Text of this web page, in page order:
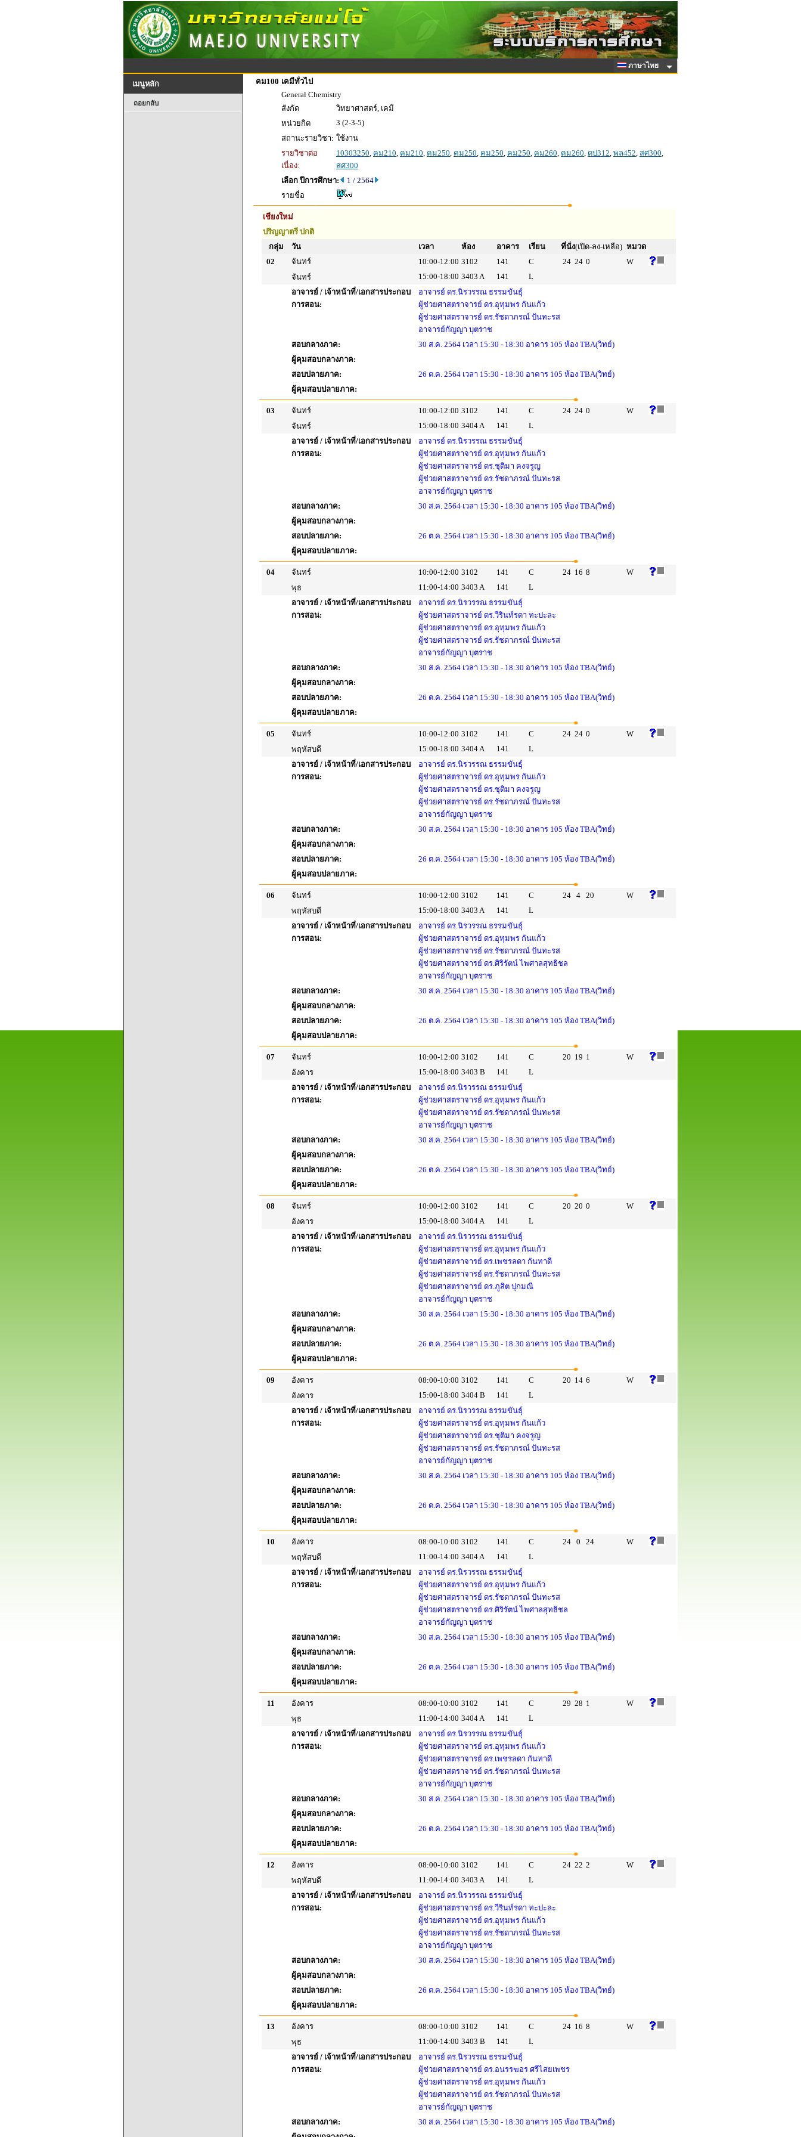
ภาษาไทย
เมนูหลัก
ถอยกลับ
คม100 เคมีทั่วไป
General Chemistry
สังกัด
วิทยาศาสตร์, เคมี
หน่วยกิต
3 (2-3-5)
สถานะรายวิชา: ใช้งาน
รายวิชาต่อ
เนื่อง:
10303250, คม210, คม210, คม250, คม250, คม250, คม250, คม260, คม260, ดป312, พล452, สศ300,
สศ300
เลือก ปีการศึกษา:
1 / 2564
รายชื่อ
เชียงใหม่
ปริญญาตรี ปกติ
กลุ่ม
วัน เวลา ห้อง อาคาร เรียน ที่นั่ง(เปิด-ลง-เหลือ) หมวด
02
จันทร์ 10:00-12:00 3102 141 C 24 24 0
W
จันทร์
15:00-18:00 3403 A 141
L
อาจารย์ / เจ้าหน้าที่/เอกสารประกอบ
การสอน:
อาจารย์ ดร.นิรวรรณ ธรรมขันธุ์
ผู้ช่วยศาสตราจารย์ ดร.อุทุมพร กันแก้ว
ผู้ช่วยศาสตราจารย์ ดร.รัชดาภรณ์ ปันทะรส
อาจารย์กัญญา บุตราช
สอบกลางภาค:
30 ส.ค. 2564 เวลา 15:30 - 18:30 อาคาร 105 ห้อง TBA(วิทย์)
ผู้คุมสอบกลางภาค:
สอบปลายภาค:
26 ต.ค. 2564 เวลา 15:30 - 18:30 อาคาร 105 ห้อง TBA(วิทย์)
ผู้คุมสอบปลายภาค:
03 จันทร์ 10:00-12:00 3102 141 C 24 24 0
W
จันทร์
15:00-18:00 3404 A 141
L
อาจารย์ / เจ้าหน้าที่/เอกสารประกอบ
การสอน:
อาจารย์ ดร.นิรวรรณ ธรรมขันธุ์
ผู้ช่วยศาสตราจารย์ ดร.อุทุมพร กันแก้ว
ผู้ช่วยศาสตราจารย์ ดร.ชุติมา คงจรูญ
ผู้ช่วยศาสตราจารย์ ดร.รัชดาภรณ์ ปันทะรส
อาจารย์กัญญา บุตราช
สอบกลางภาค:
30 ส.ค. 2564 เวลา 15:30 - 18:30 อาคาร 105 ห้อง TBA(วิทย์)
ผู้คุมสอบกลางภาค:
สอบปลายภาค:
26 ต.ค. 2564 เวลา 15:30 - 18:30 อาคาร 105 ห้อง TBA(วิทย์)
ผู้คุมสอบปลายภาค:
04 จันทร์ 10:00-12:00 3102 141 C 24 16 8
W
พุธ
11:00-14:00 3403 A 141
L
อาจารย์ / เจ้าหน้าที่/เอกสารประกอบ
การสอน:
อาจารย์ ดร.นิรวรรณ ธรรมขันธุ์
ผู้ช่วยศาสตราจารย์ ดร.วีรินท์รดา ทะปะละ
ผู้ช่วยศาสตราจารย์ ดร.อุทุมพร กันแก้ว
ผู้ช่วยศาสตราจารย์ ดร.รัชดาภรณ์ ปันทะรส
อาจารย์กัญญา บุตราช
สอบกลางภาค:
30 ส.ค. 2564 เวลา 15:30 - 18:30 อาคาร 105 ห้อง TBA(วิทย์)
ผู้คุมสอบกลางภาค:
สอบปลายภาค:
26 ต.ค. 2564 เวลา 15:30 - 18:30 อาคาร 105 ห้อง TBA(วิทย์)
ผู้คุมสอบปลายภาค:
05 จันทร์ 10:00-12:00 3102 141 C 24 24 0
W
พฤหัสบดี
15:00-18:00 3404 A 141
L
อาจารย์ / เจ้าหน้าที่/เอกสารประกอบ
การสอน:
อาจารย์ ดร.นิรวรรณ ธรรมขันธุ์
ผู้ช่วยศาสตราจารย์ ดร.อุทุมพร กันแก้ว
ผู้ช่วยศาสตราจารย์ ดร.ชุติมา คงจรูญ
ผู้ช่วยศาสตราจารย์ ดร.รัชดาภรณ์ ปันทะรส
อาจารย์กัญญา บุตราช
สอบกลางภาค:
30 ส.ค. 2564 เวลา 15:30 - 18:30 อาคาร 105 ห้อง TBA(วิทย์)
ผู้คุมสอบกลางภาค:
สอบปลายภาค:
26 ต.ค. 2564 เวลา 15:30 - 18:30 อาคาร 105 ห้อง TBA(วิทย์)
ผู้คุมสอบปลายภาค:
06 จันทร์ 10:00-12:00 3102 141 C 24 4 20
W
พฤหัสบดี
15:00-18:00 3403 A 141
L
อาจารย์ / เจ้าหน้าที่/เอกสารประกอบ
การสอน:
อาจารย์ ดร.นิรวรรณ ธรรมขันธุ์
ผู้ช่วยศาสตราจารย์ ดร.อุทุมพร กันแก้ว
ผู้ช่วยศาสตราจารย์ ดร.รัชดาภรณ์ ปันทะรส
ผู้ช่วยศาสตราจารย์ ดร.ศิริรัตน์ ไพศาลสุทธิชล
อาจารย์กัญญา บุตราช
สอบกลางภาค:
30 ส.ค. 2564 เวลา 15:30 - 18:30 อาคาร 105 ห้อง TBA(วิทย์)
ผู้คุมสอบกลางภาค:
สอบปลายภาค:
26 ต.ค. 2564 เวลา 15:30 - 18:30 อาคาร 105 ห้อง TBA(วิทย์)
ผู้คุมสอบปลายภาค:
07 จันทร์ 10:00-12:00 3102 141 C 20 19 1
W
อังคาร
15:00-18:00 3403 B 141
L
อาจารย์ / เจ้าหน้าที่/เอกสารประกอบ
การสอน:
อาจารย์ ดร.นิรวรรณ ธรรมขันธุ์
ผู้ช่วยศาสตราจารย์ ดร.อุทุมพร กันแก้ว
ผู้ช่วยศาสตราจารย์ ดร.รัชดาภรณ์ ปันทะรส
อาจารย์กัญญา บุตราช
สอบกลางภาค:
30 ส.ค. 2564 เวลา 15:30 - 18:30 อาคาร 105 ห้อง TBA(วิทย์)
ผู้คุมสอบกลางภาค:
สอบปลายภาค:
26 ต.ค. 2564 เวลา 15:30 - 18:30 อาคาร 105 ห้อง TBA(วิทย์)
ผู้คุมสอบปลายภาค:
08 จันทร์ 10:00-12:00 3102 141 C 20 20 0
W
อังคาร
15:00-18:00 3404 A 141
L
อาจารย์ / เจ้าหน้าที่/เอกสารประกอบ
การสอน:
อาจารย์ ดร.นิรวรรณ ธรรมขันธุ์
ผู้ช่วยศาสตราจารย์ ดร.อุทุมพร กันแก้ว
ผู้ช่วยศาสตราจารย์ ดร.เพชรลดา กันทาดี
ผู้ช่วยศาสตราจารย์ ดร.รัชดาภรณ์ ปันทะรส
ผู้ช่วยศาสตราจารย์ ดร.ภูสิต ปุกมณี
อาจารย์กัญญา บุตราช
สอบกลางภาค:
30 ส.ค. 2564 เวลา 15:30 - 18:30 อาคาร 105 ห้อง TBA(วิทย์)
ผู้คุมสอบกลางภาค:
สอบปลายภาค:
26 ต.ค. 2564 เวลา 15:30 - 18:30 อาคาร 105 ห้อง TBA(วิทย์)
ผู้คุมสอบปลายภาค:
09 อังคาร 08:00-10:00 3102 141 C 20 14 6
W
อังคาร
15:00-18:00 3404 B 141
L
อาจารย์ / เจ้าหน้าที่/เอกสารประกอบ
การสอน:
อาจารย์ ดร.นิรวรรณ ธรรมขันธุ์
ผู้ช่วยศาสตราจารย์ ดร.อุทุมพร กันแก้ว
ผู้ช่วยศาสตราจารย์ ดร.ชุติมา คงจรูญ
ผู้ช่วยศาสตราจารย์ ดร.รัชดาภรณ์ ปันทะรส
อาจารย์กัญญา บุตราช
สอบกลางภาค:
30 ส.ค. 2564 เวลา 15:30 - 18:30 อาคาร 105 ห้อง TBA(วิทย์)
ผู้คุมสอบกลางภาค:
สอบปลายภาค:
26 ต.ค. 2564 เวลา 15:30 - 18:30 อาคาร 105 ห้อง TBA(วิทย์)
ผู้คุมสอบปลายภาค:
10 อังคาร 08:00-10:00 3102 141 C 24 0 24
W
พฤหัสบดี
11:00-14:00 3404 A 141
L
อาจารย์ / เจ้าหน้าที่/เอกสารประกอบ
การสอน:
อาจารย์ ดร.นิรวรรณ ธรรมขันธุ์
ผู้ช่วยศาสตราจารย์ ดร.อุทุมพร กันแก้ว
ผู้ช่วยศาสตราจารย์ ดร.รัชดาภรณ์ ปันทะรส
ผู้ช่วยศาสตราจารย์ ดร.ศิริรัตน์ ไพศาลสุทธิชล
อาจารย์กัญญา บุตราช
สอบกลางภาค:
30 ส.ค. 2564 เวลา 15:30 - 18:30 อาคาร 105 ห้อง TBA(วิทย์)
ผู้คุมสอบกลางภาค:
สอบปลายภาค:
26 ต.ค. 2564 เวลา 15:30 - 18:30 อาคาร 105 ห้อง TBA(วิทย์)
ผู้คุมสอบปลายภาค:
11 อังคาร 08:00-10:00 3102 141 C 29 28 1
W
พุธ
11:00-14:00 3404 A 141
L
อาจารย์ / เจ้าหน้าที่/เอกสารประกอบ
การสอน:
อาจารย์ ดร.นิรวรรณ ธรรมขันธุ์
ผู้ช่วยศาสตราจารย์ ดร.อุทุมพร กันแก้ว
ผู้ช่วยศาสตราจารย์ ดร.เพชรลดา กันทาดี
ผู้ช่วยศาสตราจารย์ ดร.รัชดาภรณ์ ปันทะรส
อาจารย์กัญญา บุตราช
สอบกลางภาค:
30 ส.ค. 2564 เวลา 15:30 - 18:30 อาคาร 105 ห้อง TBA(วิทย์)
ผู้คุมสอบกลางภาค:
สอบปลายภาค:
26 ต.ค. 2564 เวลา 15:30 - 18:30 อาคาร 105 ห้อง TBA(วิทย์)
ผู้คุมสอบปลายภาค:
12 อังคาร 08:00-10:00 3102 141 C 24 22 2
W
พฤหัสบดี
11:00-14:00 3403 A 141
L
อาจารย์ / เจ้าหน้าที่/เอกสารประกอบ
การสอน:
อาจารย์ ดร.นิรวรรณ ธรรมขันธุ์
ผู้ช่วยศาสตราจารย์ ดร.วีรินท์รดา ทะปะละ
ผู้ช่วยศาสตราจารย์ ดร.อุทุมพร กันแก้ว
ผู้ช่วยศาสตราจารย์ ดร.รัชดาภรณ์ ปันทะรส
อาจารย์กัญญา บุตราช
สอบกลางภาค:
30 ส.ค. 2564 เวลา 15:30 - 18:30 อาคาร 105 ห้อง TBA(วิทย์)
ผู้คุมสอบกลางภาค:
สอบปลายภาค:
26 ต.ค. 2564 เวลา 15:30 - 18:30 อาคาร 105 ห้อง TBA(วิทย์)
ผู้คุมสอบปลายภาค:
13 อังคาร 08:00-10:00 3102 141 C 24 16 8
W
พุธ
11:00-14:00 3403 B 141
L
อาจารย์ / เจ้าหน้าที่/เอกสารประกอบ
การสอน:
อาจารย์ ดร.นิรวรรณ ธรรมขันธุ์
ผู้ช่วยศาสตราจารย์ ดร.อนรรฆอร ศรีไสยเพชร
ผู้ช่วยศาสตราจารย์ ดร.อุทุมพร กันแก้ว
ผู้ช่วยศาสตราจารย์ ดร.รัชดาภรณ์ ปันทะรส
อาจารย์กัญญา บุตราช
สอบกลางภาค:
30 ส.ค. 2564 เวลา 15:30 - 18:30 อาคาร 105 ห้อง TBA(วิทย์)